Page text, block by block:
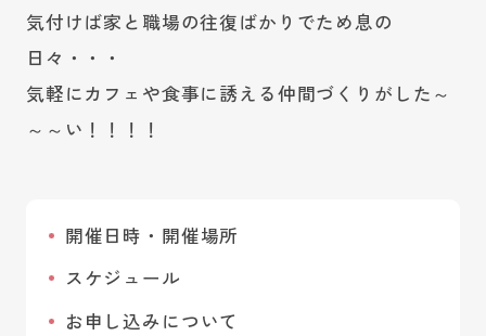
気付けば家と職場の往復ばかりでため息の
日々・・・
気軽にカフェや食事に誘える仲間づくりがした～
～～い！！！！
開催日時・開催場所
スケジュール
お申し込みについて